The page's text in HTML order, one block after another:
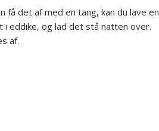
det af med en tang, kan du lave en
eddike, og lad det stå natten over.
af.